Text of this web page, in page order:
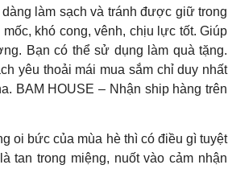
làm sạch và tránh được giữ trong
khó cong, vênh, chịu lực tốt. Giúp
Bạn có thể sử dụng làm quà tặng.
yêu thoải mái mua sắm chỉ duy nhất
BAM HOUSE – Nhận ship hàng trên
oi bức của mùa hè thì có điều gì tuyệt
tan trong miệng, nuốt vào cảm nhận